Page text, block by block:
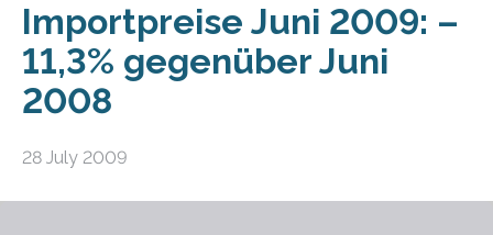
Importpreise Juni 2009: –
11,3% gegenüber Juni
2008
28 July 2009